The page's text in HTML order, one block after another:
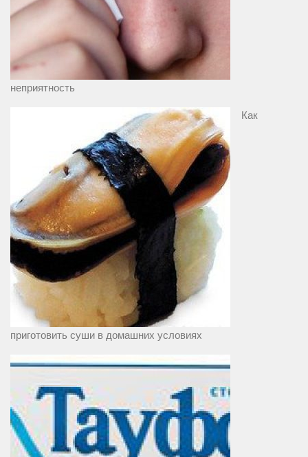
неприятность
Как
приготовить суши в домашних условиях